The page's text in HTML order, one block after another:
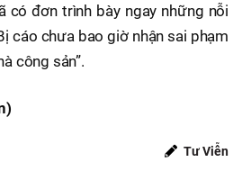
có đơn trình bày ngay những nỗi
cáo chưa bao giờ nhận sai phạm
công sản”.
Tư Viễn